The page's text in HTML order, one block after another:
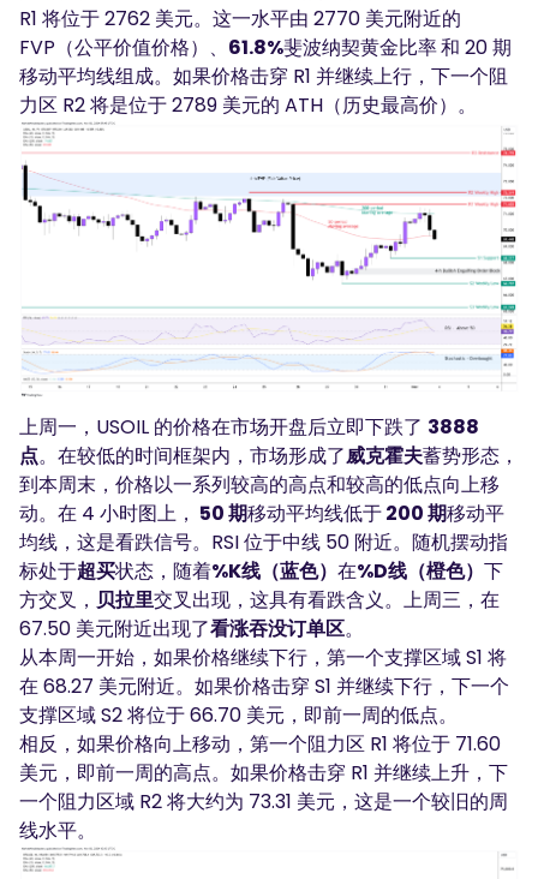
R1 将位于 2762 美元。这一水平由 2770 美元附近的
FVP（公平价值价格）、 61.8%斐波纳契黄金比率和 20 期
移动平均线组成。如果价格击穿 R1 并继续上行，下一个阻
力区 R2 将是位于 2789 美元的 ATH（历史最高价）。
上周一，USOIL 的价格在市场开盘后立即下跌了 3888
点。在较低的时间框架内，市场形成了威克霍夫蓄势形态，
到本周末，价格以一系列较高的高点和较高的低点向上移
动。在 4 小时图上， 50 期移动平均线低于200 期移动平
均线，这是看跌信号。RSI 位于中线 50 附近。随机摆动指
标处于超买状态，随着%K线（蓝色） 在%D线（橙色） 下
方交叉， 贝拉里交叉出现，这具有看跌含义。上周三，在
67.50 美元附近出现了看涨吞没订单区。
从本周一开始，如果价格继续下行，第一个支撑区域 S1 将
在 68.27 美元附近。如果价格击穿 S1 并继续下行，下一个
支撑区域 S2 将位于 66.70 美元，即前一周的低点。
相反，如果价格向上移动，第一个阻力区 R1 将位于 71.60
美元，即前一周的高点。如果价格击穿 R1 并继续上升，下
一个阻力区域 R2 将大约为 73.31 美元，这是一个较旧的周
线水平。